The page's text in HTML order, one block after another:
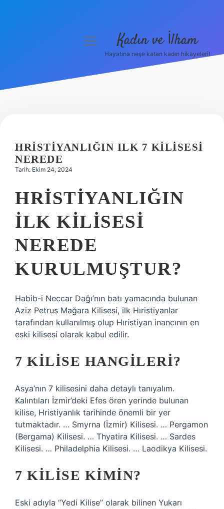
Hakkımızda
menüyü
Kadın ve İlham
Hayatına neşe katan kadın hikayeleri!
HRISTIYANLIĞIN ILK 7 KILISESI
NEREDE
Tarih: Ekim 24, 2024
HRISTIYANLIĞIN
ILK KILISESI
NEREDE
KURULMUŞTUR?
Habib-i Neccar Dağı’nın batı yamacında bulunan
Aziz Petrus Mağara Kilisesi, ilk Hıristiyanlar
tarafından kullanılmış olup Hıristiyan inancının en
eski kilisesi olarak kabul edilir.
7 KILISE HANGILERI?
Asya’nın 7 kilisesini daha detaylı tanıyalım.
Kalıntıları İzmir’deki Efes ören yerinde bulunan
kilise, Hristiyanlık tarihinde önemli bir yer
tutmaktadır. … Smyrna (İzmir) Kilisesi. … Pergamon
(Bergama) Kilisesi. … Thyatira Kilisesi. … Sardes
Kilisesi. … Philadelphia Kilisesi. … Laodikya Kilisesi.
7 KILISE KIMIN?
Eski adıyla “Yedi Kilise” olarak bilinen Yukarı